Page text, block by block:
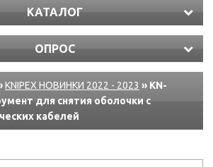
КАТАЛОГ
ОПРОС
KNIPEX НОВИНКИ 2022 - 2023 » KN-
для снятия оболочки с
кабелей